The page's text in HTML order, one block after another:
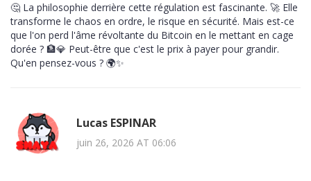
🤔 La philosophie derrière cette régulation est fascinante. 🚀 Elle
transforme le chaos en ordre, le risque en sécurité. Mais est-ce
que l'on perd l'âme révoltante du Bitcoin en le mettant en cage
dorée ? 🏦💎 Peut-être que c'est le prix à payer pour grandir.
Qu'en pensez-vous ? 🌍✨
Lucas ESPINAR
juin 26, 2026 AT 06:06